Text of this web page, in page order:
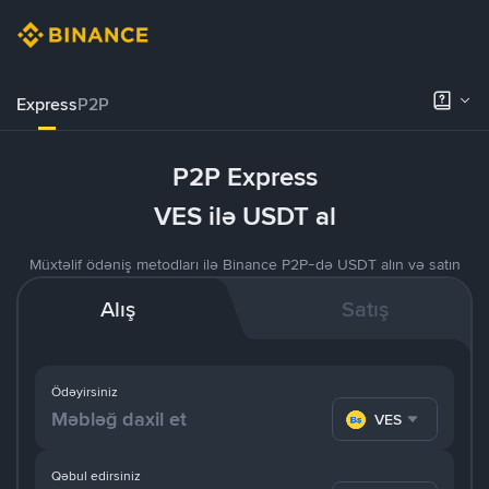
ExpressP2P
P2P Express
VES ilə USDT al
Müxtəlif ödəniş metodları ilə Binance P2P-də USDT alın və satın
Alış Satış
Ödəyirsiniz
VES
Qəbul edirsiniz